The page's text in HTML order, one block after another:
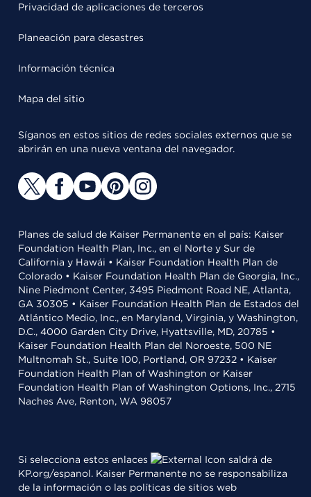
Privacidad de aplicaciones de terceros
Planeación para desastres
Información técnica
Mapa del sitio
Síganos en estos sitios de redes sociales externos que se
abrirán en una nueva ventana del navegador.
Planes de salud de Kaiser Permanente en el país: Kaiser
Foundation Health Plan, Inc., en el Norte y Sur de
California y Hawái • Kaiser Foundation Health Plan de
Colorado • Kaiser Foundation Health Plan de Georgia, Inc.,
Nine Piedmont Center, 3495 Piedmont Road NE, Atlanta,
GA 30305 • Kaiser Foundation Health Plan de Estados del
Atlántico Medio, Inc., en Maryland, Virginia, y Washington,
D.C., 4000 Garden City Drive, Hyattsville, MD, 20785 •
Kaiser Foundation Health Plan del Noroeste, 500 NE
Multnomah St., Suite 100, Portland, OR 97232 • Kaiser
Foundation Health Plan of Washington or Kaiser
Foundation Health Plan of Washington Options, Inc., 2715
Naches Ave, Renton, WA 98057
Si selecciona estos enlaces
saldrá de
KP.org/espanol. Kaiser Permanente no se responsabiliza
de la información o las políticas de sitios web